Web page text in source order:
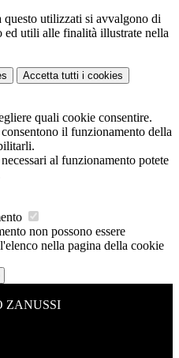
utilizzati si avvalgono di
ed utili alle finalità illustrate nella
Accetta tutti i cookies
quali cookie consentire.
il funzionamento della
al funzionamento potete
non possono essere
nella pagina della cookie
ZANUSSI